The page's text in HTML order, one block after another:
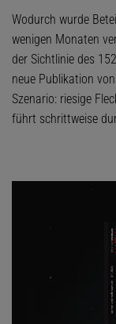
Wodurch wurde
wenigen Monaten
der Sichtlinie des
neue Publikation
Szenario: riesige
führt schrittweise